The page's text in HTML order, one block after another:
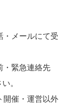
・メールにて受
・緊急連絡先
。
開催・運営以外